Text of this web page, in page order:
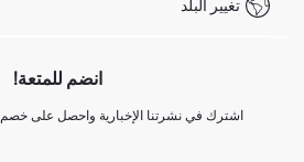
تغيير البلد
انضم للمتعة!
اشترك في نشرتنا الإخبارية واحصل على خصم 10٪ على تسوقك الأول!